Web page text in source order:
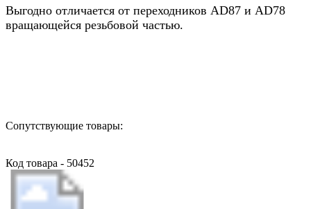
Выгодно отличается от переходников AD87 и AD78
вращающейся резьбовой частью.
Сопутствующие товары:
Код товара - 50452